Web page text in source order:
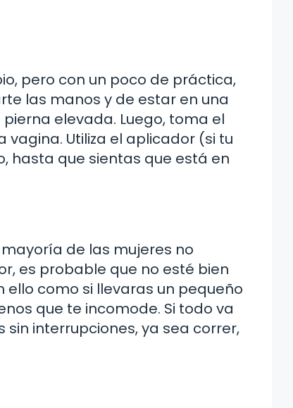
pero con un poco de práctica,
las manos y de estar en una
elevada. Luego, toma el
Utiliza el aplicador (si tu
hasta que sientas que está en
de las mujeres no
es probable que no esté bien
como si llevaras un pequeño
que te incomode. Si todo va
interrupciones, ya sea correr,